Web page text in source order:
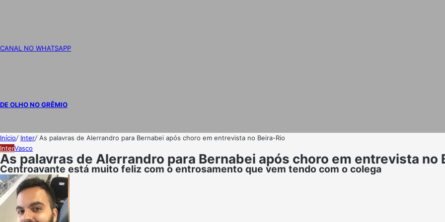
CANAL NO WHATSAPP
DE OLHO NO GRÊMIO
Início/ Inter/As palavras de Alerrandro para Bernabei após choro em entrevista no Beira-Rio
InterVasco
As palavras de Alerrandro para Bernabei após choro em entrevista no
Centroavante está muito feliz com o entrosamento que vem tendo com o colega